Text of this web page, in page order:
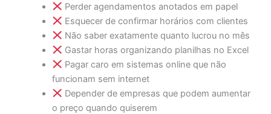
Perder agendamentos anotados em papel
Esquecer de confirmar horários com clientes
Não saber exatamente quanto lucrou no mês
Gastar horas organizando planilhas no Excel
Pagar caro em sistemas online que não
funcionam sem internet
Depender de empresas que podem aumentar
o preço quando quiserem